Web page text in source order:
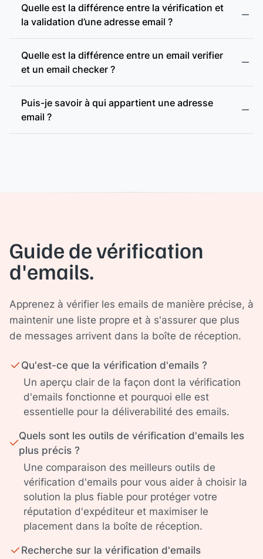
Domaine accept-all :
accept-all (catch-all)
Vérification des domaines accept-all :
Quelle est la différence entre la vérification et
la validation d’une adresse email ?
Quelle est la différence entre un email verifier
et un email checker ?
Puis-je savoir à qui appartient une adresse
email ?
Guide de vérification
d'emails.
Apprenez à vérifier les emails de manière précise, à
maintenir une liste propre et à s'assurer que plus
de messages arrivent dans la boîte de réception.
Qu'est-ce que la vérification d'emails ?
Un aperçu clair de la façon dont la vérification
d'emails fonctionne et pourquoi elle est
essentielle pour la déliverabilité des emails.
Quels sont les outils de vérification d'emails les
plus précis ?
Une comparaison des meilleurs outils de
vérification d'emails pour vous aider à choisir la
solution la plus fiable pour protéger votre
réputation d'expéditeur et maximiser le
placement dans la boîte de réception.
Recherche sur la vérification d'emails